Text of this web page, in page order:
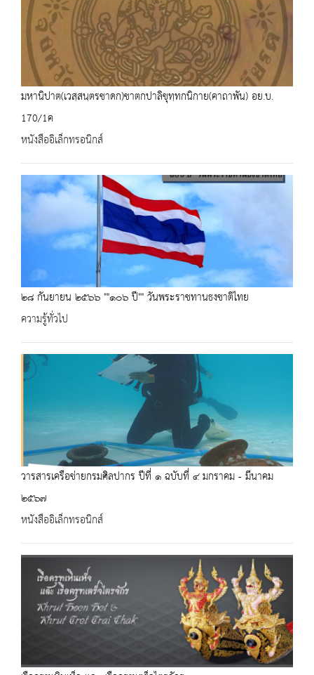
มหานิปาต(เวสฺสนฺตรชาดก)ชาตกปาลิขุทฺทกนิกาย(คาถาพัน) อย.บ.
170/1ค
หนังสืออิเล็กทรอนิกส์
๒๘ กันยายน ๒๕๖๖ ""๑๐๖ ปี"" วันพระราชทานธงชาติไทย
ความรู้ทั่วไป
วารสารเครือข่ายกรมศิลปากร ปีที่ ๑ ฉบับที่ ๔ มกราคม - มีนาคม
๒๕๖๗
หนังสืออิเล็กทรอนิกส์